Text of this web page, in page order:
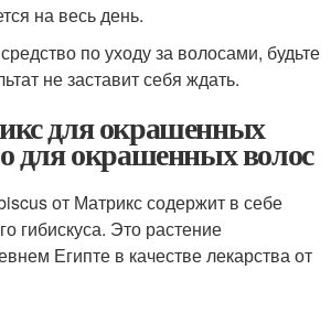
на весь день.
по уходу за волосами, будьте
не заставит себя ждать.
для окрашенных
для окрашенных волос
от Матрикс содержит в себе
гибискуса. Это растение
Египте в качестве лекарства от